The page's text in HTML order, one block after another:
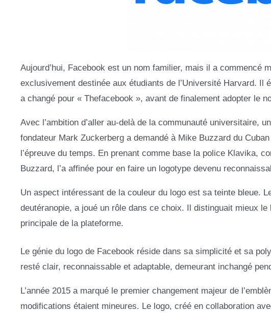
Aujourd’hui, Facebook est un nom familier, mais il a commencé
exclusivement destinée aux étudiants de l’Université Harvard. Il
a changé pour « Thefacebook », avant de finalement adopter le
Avec l’ambition d’aller au-delà de la communauté universitaire,
fondateur Mark Zuckerberg a demandé à Mike Buzzard du
l’épreuve du temps. En prenant comme base la police Klavika,
Buzzard, l’a affinée pour en faire un logotype devenu
Un aspect intéressant de la couleur du logo est sa teinte bleue.
deutéranopie, a joué un rôle dans ce choix. Il distinguait mieux
principale de la plateforme.
Le génie du logo de Facebook réside dans sa simplicité et sa
resté clair, reconnaissable et adaptable, demeurant inchangé
L’année 2015 a marqué le premier changement majeur de
modifications étaient mineures. Le logo, créé en collaboration